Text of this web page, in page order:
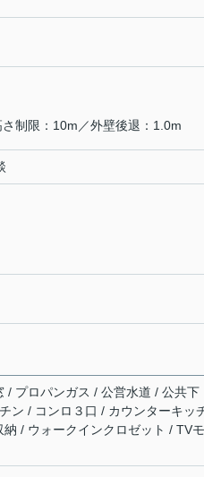
制限：10m／外壁後退：1.0m
/ プロパンガス / 公営水道 / 公共下
ン / コンロ３口 / カウンターキッ
/ ウォークインクロゼット / TV